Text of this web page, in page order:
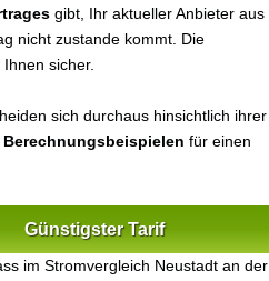
gibt, Ihr aktueller Anbieter aus
nicht zustande kommt. Die
Ihnen sicher.
sich durchaus hinsichtlich ihrer
für einen
Günstigster Tarif
im Stromvergleich Neustadt an der